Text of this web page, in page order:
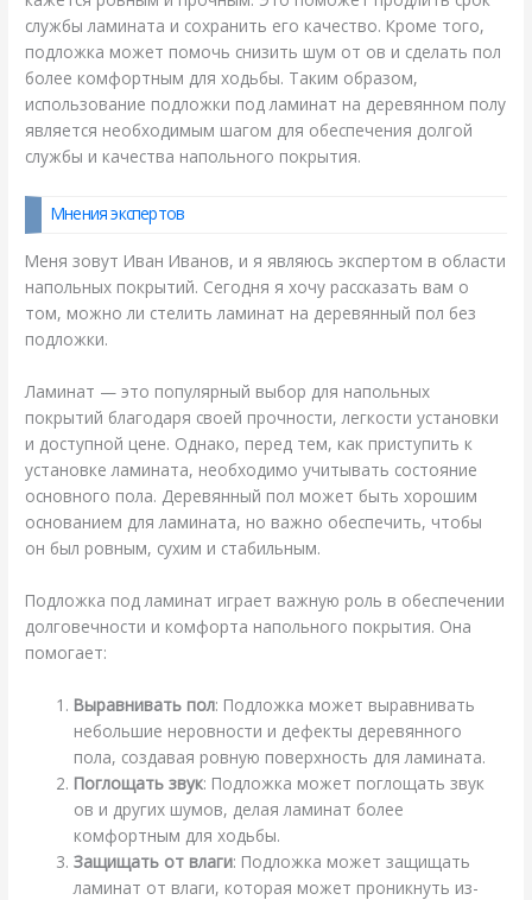
службы ламината и сохранить его качество. Кроме того,
подложка может помочь снизить шум от ов и сделать пол
более комфортным для ходьбы. Таким образом,
использование подложки под ламинат на деревянном полу
является необходимым шагом для обеспечения долгой
службы и качества напольного покрытия.
Мнения экспертов
Меня зовут Иван Иванов, и я являюсь экспертом в области
напольных покрытий. Сегодня я хочу рассказать вам о
том, можно ли стелить ламинат на деревянный пол без
подложки.
Ламинат — это популярный выбор для напольных
покрытий благодаря своей прочности, легкости установки
и доступной цене. Однако, перед тем, как приступить к
установке ламината, необходимо учитывать состояние
основного пола. Деревянный пол может быть хорошим
основанием для ламината, но важно обеспечить, чтобы
он был ровным, сухим и стабильным.
Подложка под ламинат играет важную роль в обеспечении
долговечности и комфорта напольного покрытия. Она
помогает:
Выравнивать пол: Подложка может выравнивать
небольшие неровности и дефекты деревянного
пола, создавая ровную поверхность для ламината.
Поглощать звук: Подложка может поглощать звук
ов и других шумов, делая ламинат более
комфортным для ходьбы.
Защищать от влаги: Подложка может защищать
ламинат от влаги, которая может проникнуть из-